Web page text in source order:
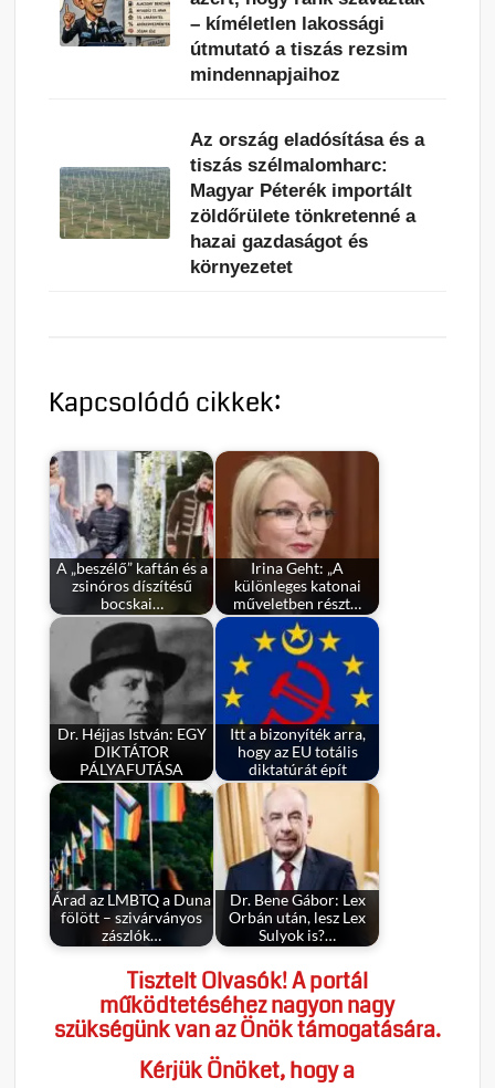
– kíméletlen lakossági
útmutató a tiszás rezsim
mindennapjaihoz
Az ország eladósítása és a
tiszás szélmalomharc:
Magyar Péterék importált
zöldőrülete tönkretenné a
hazai gazdaságot és
környezetet
Kapcsolódó cikkek:
A „beszélő” kaftán és a
zsinóros díszítésű
bocskai…
Irina Geht: „A
különleges katonai
műveletben részt…
Dr. Héjjas István: EGY
DIKTÁTOR
PÁLYAFUTÁSA
Itt a bizonyíték arra,
hogy az EU totális
diktatúrát épít
Árad az LMBTQ a Duna
fölött – szivárványos
zászlók…
Dr. Bene Gábor: Lex
Orbán után, lesz Lex
Sulyok is?…
Tisztelt Olvasók! A portál
működtetéséhez nagyon nagy
szükségünk van az Önök támogatására.
Kérjük Önöket, hogy a